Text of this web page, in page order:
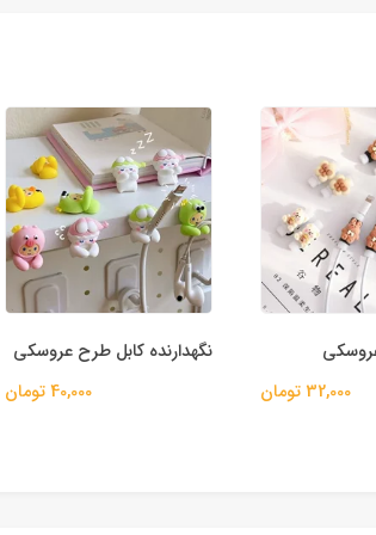
32,000 تومان
نگهدارنده کابل طرح عروسکی
40,000 تومان